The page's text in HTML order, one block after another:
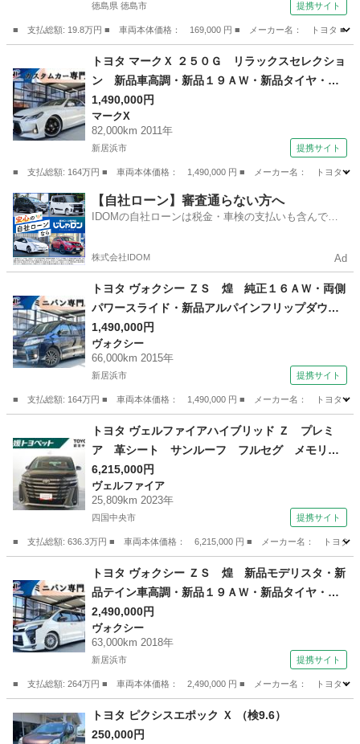
徳島県 徳島市 提携サイト
■ 支払総額: 19.8万円 ■ 車両本体価格： 169,000 円 ■ メーカー名： トヨタ ■
その他
トヨタ マークＸ ２５０Ｇ リラックスセレクショ
ン 新品車高調・新品１９ＡＷ・新品タイヤ・新
品Ｇｓバンパー・新品黒革調シートカバー・新品
ヘッドライト・新品スモークテール・流星ウィン
カー・純正ナビ・ブルートゥース・ＴＶ・Ｆパワ
ーシート・ビルトインＥＴＣ・ （車検整備付）
1,490,000円
マークX
82,000km 2011年
新居浜市 提携サイト
■ 支払総額: 164万円 ■ 車両本体価格： 1,490,000 円 ■ メーカー名： トヨタ ■
愛媛 新居浜市 マークX
【自社ローン】審査通らない方へ
IDOMの自社ローンは税金・車検の支払いも含んでい
株式会社IDOM Ad
トヨタ ヴォクシー ＺＳ 煌 純正１６ＡＷ・両側
パワースライド・新品アルパインフリップダウン
モニター・純正９型ナビ・ブルートゥース・フル
セグＴＶ・バックカメラ・ビルトインＥＴＣ・リ
アサンシェード・８人乗・前後録画ドライブレコ
1,490,000円
ヴォクシー
66,000km 2015年
新居浜市 提携サイト
■ 支払総額: 164万円 ■ 車両本体価格： 1,490,000 円 ■ メーカー名： トヨタ ■
ヴォクシー
トヨタ ヴェルファイアハイブリッド Ｚ プレミ
ア 革シート サンルーフ フルセグ メモリー
ナビ バックカメラ 衝突被害軽減システム Ｅ
ＴＣ ドラレコ 両側電動スライド ＬＥＤヘッ
ドランプ 乗車定員７人 ３列シート 記録簿
6,215,000円
ヴェルファイア
25,809km 2023年
四国中央市 提携サイト
■ 支払総額: 636.3万円 ■ 車両本体価格： 6,215,000 円 ■ メーカー名： トヨ
四国中央市 ヴェルファイア
トヨタ ヴォクシー ＺＳ 煌 新品モデリスタ・新
品テイン車高調・新品１９ＡＷ・新品タイヤ・新
品シートカバー・新品フリップダウンモニター・
カロッツェリア１０型ナビ・ブルートゥース・Ｔ
Ｖ・バックカメラ・ＥＴＣ・両側パワスラ・クル
2,490,000円
ヴォクシー
63,000km 2018年
新居浜市 提携サイト
■ 支払総額: 264万円 ■ 車両本体価格： 2,490,000 円 ■ メーカー名： トヨタ ■
ヴォクシー
トヨタ ピクシスエポック Ｘ （検9.6）
250,000円